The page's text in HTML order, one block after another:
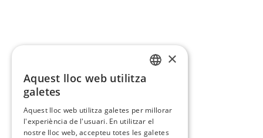
×
Aquest lloc web utilitza
galetes
Aquest lloc web utilitza galetes per millorar
l'experiència de l'usuari. En utilitzar el
nostre lloc web, accepteu totes les galetes